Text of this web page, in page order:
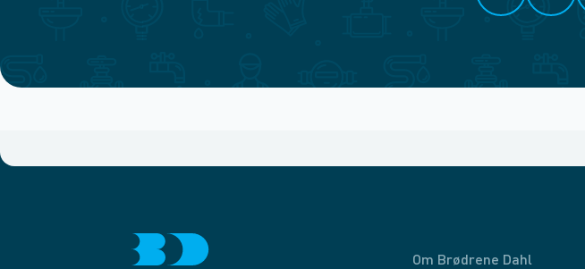
Om Brødrene Dahl